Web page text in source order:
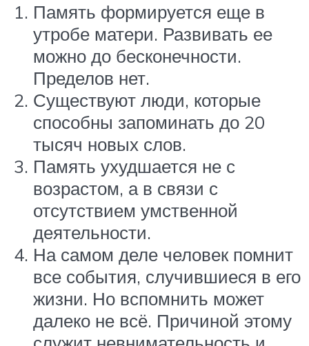
Память формируется еще в
утробе матери. Развивать ее
можно до бесконечности.
Пределов нет.
Существуют люди, которые
способны запоминать до 20
тысяч новых слов.
Память ухудшается не с
возрастом, а в связи с
отсутствием умственной
деятельности.
На самом деле человек помнит
все события, случившиеся в его
жизни. Но вспомнить может
далеко не всё. Причиной этому